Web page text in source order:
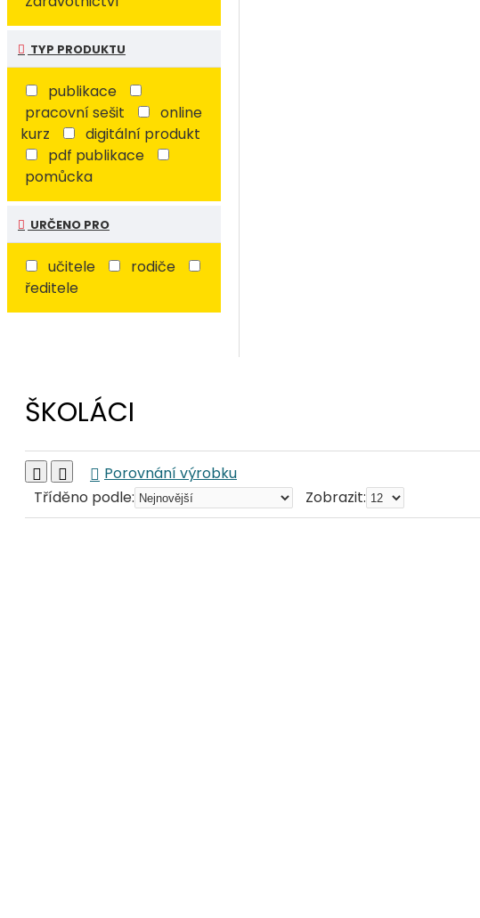
TYP PRODUKTU
publikace
pracovní sešit
online
kurz
digitální produkt
pdf publikace
pomůcka
URČENO PRO
učitele
rodiče
ředitele
ŠKOLÁCI
Porovnání výrobku
Tříděno podle:
Zobrazit: